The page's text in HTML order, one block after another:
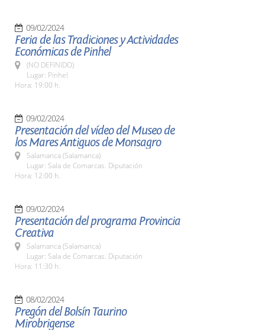
09/02/2024
Feria de las Tradiciones y Actividades
Económicas de Pinhel
(NO DEFINIDO)
Lugar: Pinhel
Hora: 19:00 h.
09/02/2024
Presentación del vídeo del Museo de
los Mares Antiguos de Monsagro
Salamanca (Salamanca)
Lugar: Sala de Comarcas. Diputación
Hora: 12:00 h.
09/02/2024
Presentación del programa Provincia
Creativa
Salamanca (Salamanca)
Lugar: Sala de Comarcas. Diputación
Hora: 11:30 h.
08/02/2024
Pregón del Bolsín Taurino
Mirobrigense